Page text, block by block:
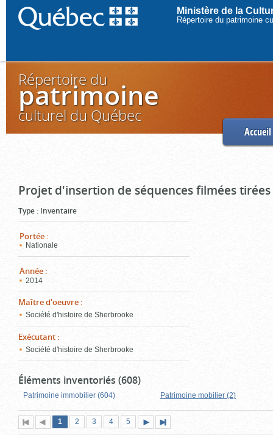
Ministère de la
Répertoire du patrimoine
Répertoire du
patrimoine
culturel du Québec
Accueil
Projet d'insertion de séquences filmées
Type : Inventaire
Portée :
Nationale
Année :
2014
Maître d'oeuvre :
Société d'histoire de Sherbrooke
Exécutant :
Société d'histoire de Sherbrooke
Éléments inventoriés (608)
Patrimoine immobilier (604) Patrimoine mobilier (2)
PremièrePage
Page
1 (page
actuelle)
Page
2 Page
3 Page
4 Page
5